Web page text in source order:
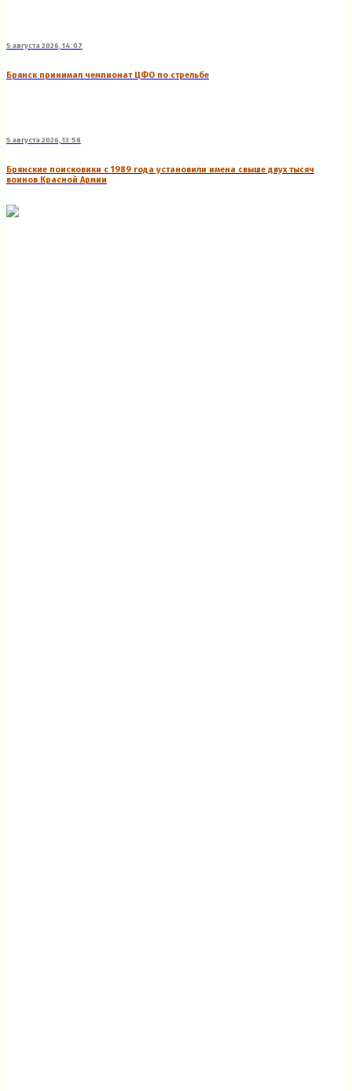
5 августа 2026, 14:07
Брянск принимал чемпионат ЦФО по стрельбе
5 августа 2026, 13:58
Брянские поисковики с 1989 года установили имена свыше двух тысяч
воинов Красной Армии